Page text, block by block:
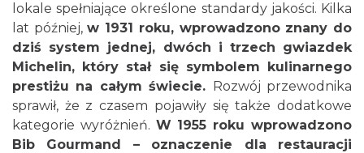
lokale spełniające określone standardy jakości. Kilka
lat później,w 1931 roku, wprowadzono znany do
dziś system jednej, dwóch i trzech gwiazdek
Michelin, który stał się symbolem kulinarnego
prestiżu na całym świecie.
Rozwój przewodnika
sprawił, że z czasem pojawiły się także dodatkowe
kategorie wyróżnień. W 1955 roku wprowadzono
Bib Gourmand – oznaczenie dla restauracji